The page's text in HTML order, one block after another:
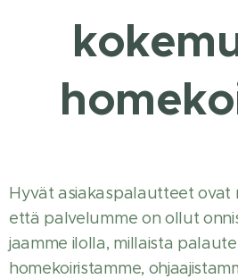
Hyvät asiakaspalautteet ovat
että palvelumme on ollut
jaamme ilolla, millaista
homekoiristamme,